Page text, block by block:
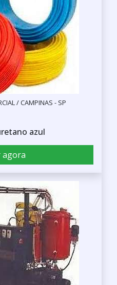
/ CAMPINAS - SP
azul
agora